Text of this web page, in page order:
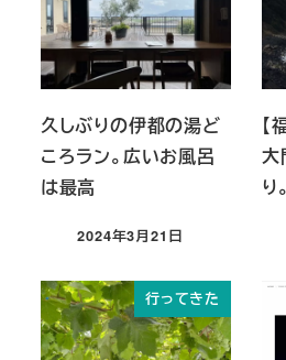
久しぶりの伊都の湯ど
ころラン。広いお風呂
は最高
投稿日
2024年3月21日
【
大
り。
行ってきた